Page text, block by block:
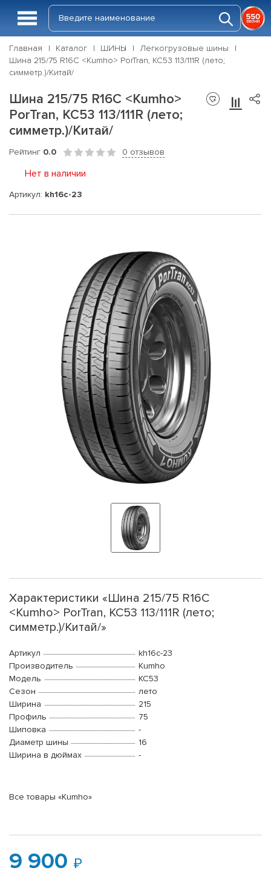
Главная Каталог ШИНЫ
Легкогрузовые шины
Шина 215/75 R16C <Kumho> PorTran, KC53 113/111R (лето;
симметр.)/Китай/
Шина 215/75 R16C <Kumho>
PorTran, KC53 113/111R (лето;
симметр.)/Китай/
Рейтинг 0.0 0 отзывов
Нет в наличии
Артикул: kh16c-23
Характеристики «Шина 215/75 R16C
<Kumho> PorTran, KC53 113/111R (лето;
симметр.)/Китай/»
Артикул
kh16c-23
Производитель
Kumho
Модель
KC53
Сезон
лето
Ширина
215
Профиль
75
Шиповка
-
Диаметр шины
16
Ширина в дюймах
-
Все товары «Kumho»
9 900